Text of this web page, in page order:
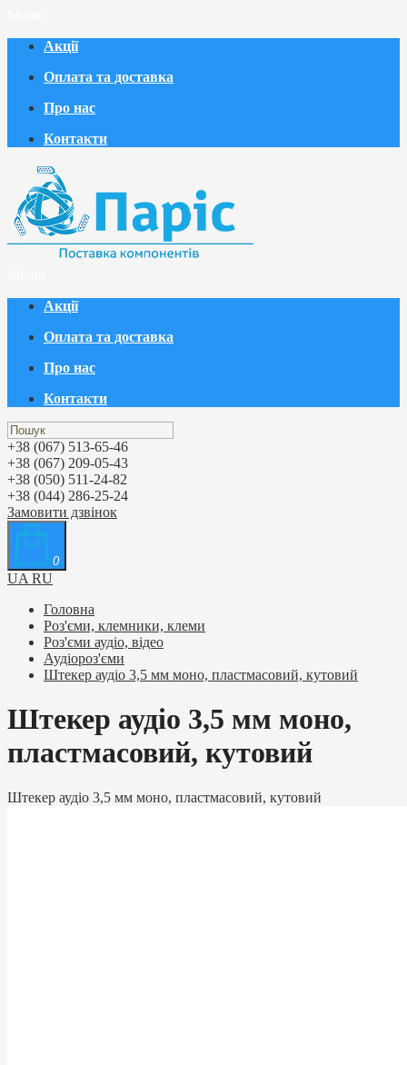
Акції
Оплата та доставка
Про нас
Контакти
Акції
Оплата та доставка
Про нас
Контакти
+38 (067) 513-65-46
+38 (067) 209-05-43
+38 (050) 511-24-82
+38 (044) 286-25-24
Замовити дзвінок
0
UA RU
Головна
Роз'єми, клемники, клеми
Роз'єми аудіо, відео
Аудіороз'єми
Штекер аудіо 3,5 мм моно, пластмасовий, кутовий
Штекер аудіо 3,5 мм моно,
пластмасовий, кутовий
Штекер аудіо 3,5 мм моно, пластмасовий, кутовий